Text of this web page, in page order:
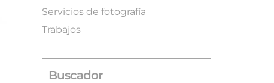
Servicios de fotografía
Trabajos
Buscador